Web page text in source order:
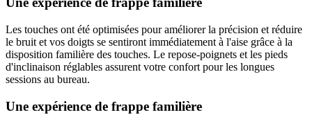
Les touches ont été optimisées pour améliorer la précision et réduire
le bruit et vos doigts se sentiront immédiatement à l'aise grâce à la
disposition familière des touches. Le repose-poignets et les pieds
d'inclinaison réglables assurent votre confort pour les longues
sessions au bureau.
Une expérience de frappe familière